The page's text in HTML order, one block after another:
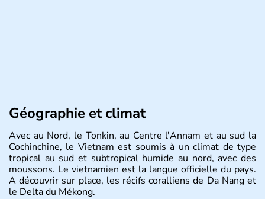
Géographie et climat
Avec au Nord, le Tonkin, au Centre l'Annam et au sud la
Cochinchine, le Vietnam est soumis à un climat de type
tropical au sud et subtropical humide au nord, avec des
moussons. Le vietnamien est la langue officielle du pays.
A découvrir sur place, les récifs coralliens de Da Nang et
le Delta du Mékong.